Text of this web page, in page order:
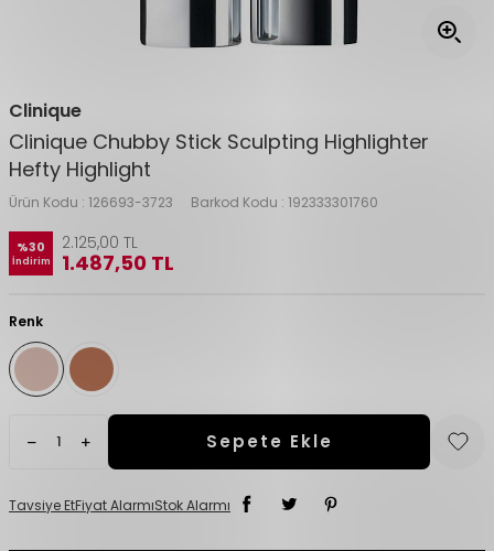
Clinique
Clinique Chubby Stick Sculpting Highlighter
Hefty Highlight
Ürün Kodu : 126693-3723 Barkod Kodu : 192333301760
%30
İndirim
2.125,00 TL
1.487,50 TL
Renk
Sepete Ekle
Tavsiye EtFiyat AlarmıStok Alarmı